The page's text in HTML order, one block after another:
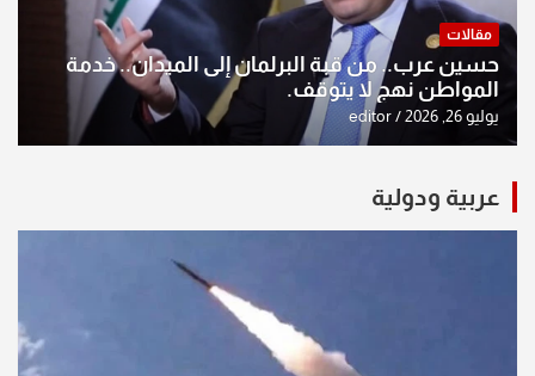
مقالات
حسين عرب.. من قبة البرلمان إلى الميدان.. خدمة
المواطن نهج لا يتوقف.
يوليو 26, 2026 editor
عربية ودولية